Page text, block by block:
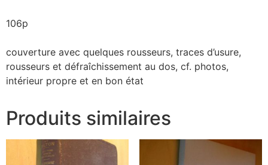
106p
couverture avec quelques rousseurs, traces d’usure,
rousseurs et défraîchissement au dos, cf. photos,
intérieur propre et en bon état
Produits similaires